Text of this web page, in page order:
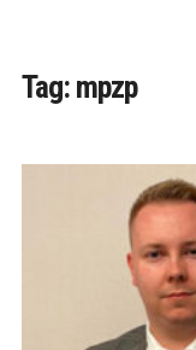
Tag: mpzp